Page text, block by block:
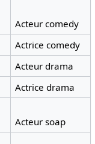
Acteur comedy
Actrice comedy
Acteur drama
Actrice drama
Acteur soap